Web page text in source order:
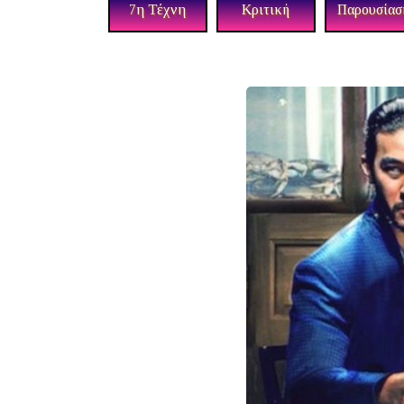
7η Τέχνη Κριτική